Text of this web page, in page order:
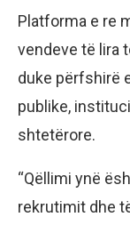
Platforma e re
vendeve të lira
duke përfshirë
publike,
shtetërore.
“Qëllimi ynë
rekrutimit dhe